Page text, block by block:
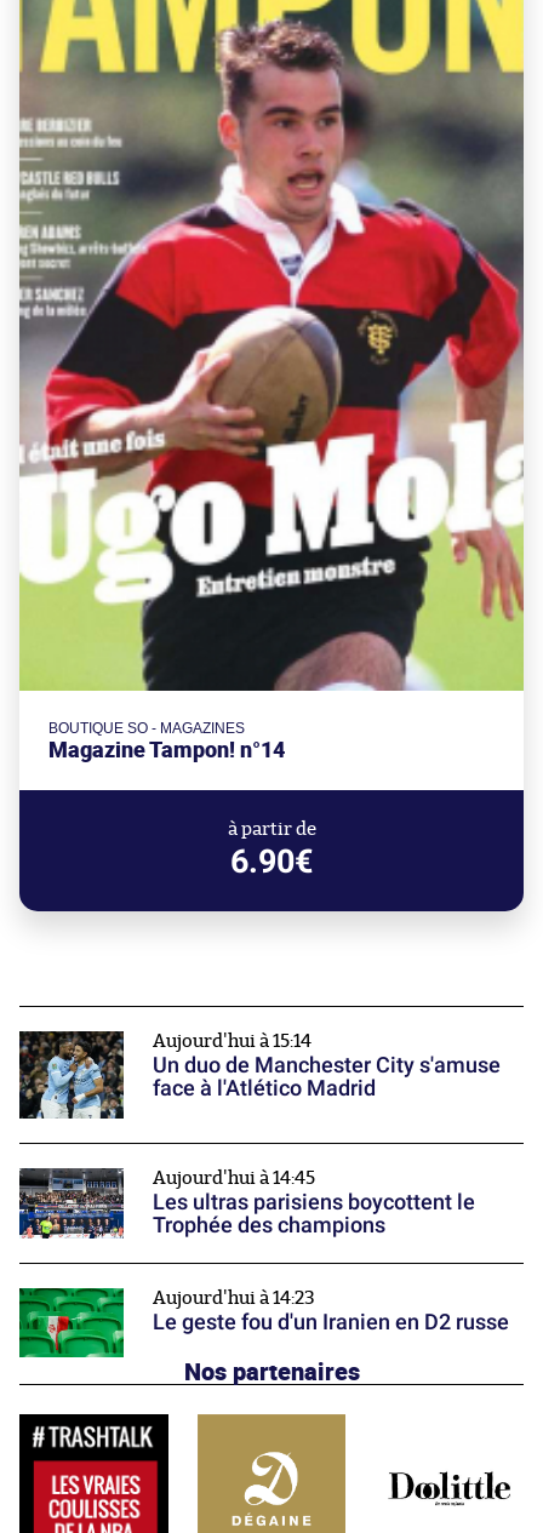
BOUTIQUE SO - MAGAZINES
Magazine Tampon! n°14
à partir de
6.90€
Aujourd'hui à 15:14
Un duo de Manchester City s'amuse
face à l'Atlético Madrid
Aujourd'hui à 14:45
Les ultras parisiens boycottent le
Trophée des champions
Aujourd'hui à 14:23
Le geste fou d'un Iranien en D2 russe
Nos partenaires